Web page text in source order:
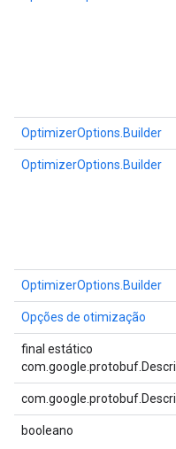
OptimizerOptions.Builder
OptimizerOptions.Builder
OptimizerOptions.Builder
Opções de otimização
final estático
booleano